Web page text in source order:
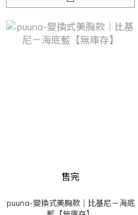
售完
puuna-變換式美胸款｜比基尼－海底